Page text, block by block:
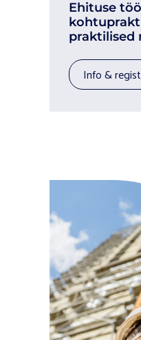
Ehituse
praktilised
(3,8TP)
info &